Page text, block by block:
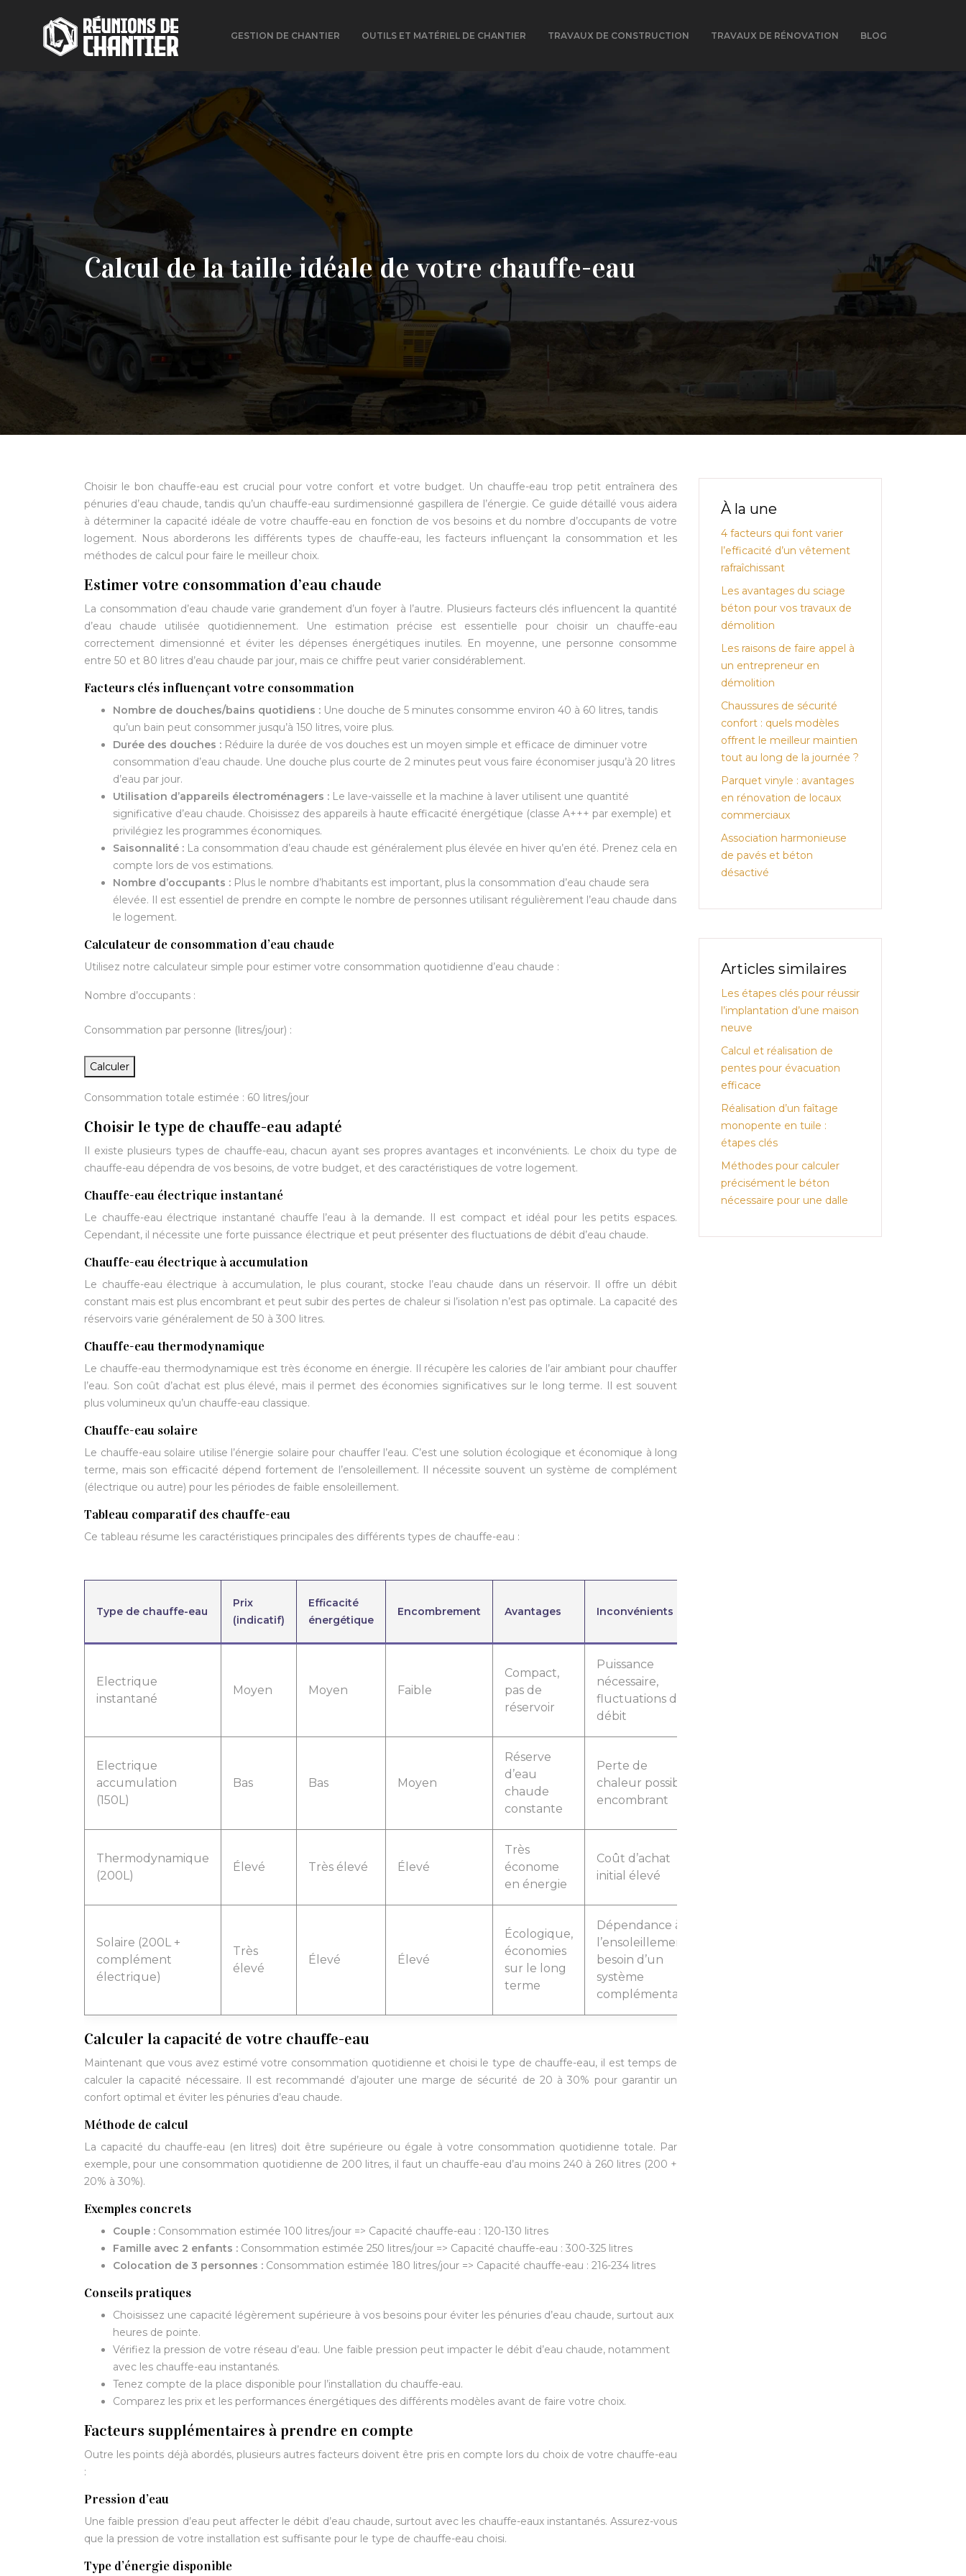
GESTION DE CHANTIER OUTILS ET MATÉRIEL DE CHANTIER TRAVAUX DE CONSTRUCTION TRAVAUX DE RÉNOVATION BLOG
Calcul de la taille idéale de votre chauffe-eau
Choisir le bon chauffe-eau est crucial pour votre confort et votre budget. Un chauffe-eau trop petit entraînera des
pénuries d’eau chaude, tandis qu’un chauffe-eau surdimensionné gaspillera de l’énergie. Ce guide détaillé vous aidera
à déterminer la capacité idéale de votre chauffe-eau en fonction de vos besoins et du nombre d’occupants de votre
logement. Nous aborderons les différents types de chauffe-eau, les facteurs influençant la consommation et les
méthodes de calcul pour faire le meilleur choix.
Estimer votre consommation d’eau chaude
La consommation d’eau chaude varie grandement d’un foyer à l’autre. Plusieurs facteurs clés influencent la quantité
d’eau chaude utilisée quotidiennement. Une estimation précise est essentielle pour choisir un chauffe-eau
correctement dimensionné et éviter les dépenses énergétiques inutiles. En moyenne, une personne consomme
entre 50 et 80 litres d’eau chaude par jour, mais ce chiffre peut varier considérablement.
Facteurs clés influençant votre consommation
Nombre de douches/bains quotidiens : Une douche de 5 minutes consomme environ 40 à 60 litres, tandis
qu’un bain peut consommer jusqu’à 150 litres, voire plus.
Durée des douches : Réduire la durée de vos douches est un moyen simple et efficace de diminuer votre
consommation d’eau chaude. Une douche plus courte de 2 minutes peut vous faire économiser jusqu’à 20 litres
d’eau par jour.
Utilisation d’appareils électroménagers : Le lave-vaisselle et la machine à laver utilisent une quantité
significative d’eau chaude. Choisissez des appareils à haute efficacité énergétique (classe A+++ par exemple) et
privilégiez les programmes économiques.
Saisonnalité : La consommation d’eau chaude est généralement plus élevée en hiver qu’en été. Prenez cela en
compte lors de vos estimations.
Nombre d’occupants : Plus le nombre d’habitants est important, plus la consommation d’eau chaude sera
élevée. Il est essentiel de prendre en compte le nombre de personnes utilisant régulièrement l’eau chaude dans
le logement.
Calculateur de consommation d’eau chaude
Utilisez notre calculateur simple pour estimer votre consommation quotidienne d’eau chaude :
Nombre d’occupants :
Consommation par personne (litres/jour) :
Calculer
Consommation totale estimée : 60 litres/jour
Choisir le type de chauffe-eau adapté
Il existe plusieurs types de chauffe-eau, chacun ayant ses propres avantages et inconvénients. Le choix du type de
chauffe-eau dépendra de vos besoins, de votre budget, et des caractéristiques de votre logement.
Chauffe-eau électrique instantané
Le chauffe-eau électrique instantané chauffe l’eau à la demande. Il est compact et idéal pour les petits espaces.
Cependant, il nécessite une forte puissance électrique et peut présenter des fluctuations de débit d’eau chaude.
Chauffe-eau électrique à accumulation
Le chauffe-eau électrique à accumulation, le plus courant, stocke l’eau chaude dans un réservoir. Il offre un débit
constant mais est plus encombrant et peut subir des pertes de chaleur si l’isolation n’est pas optimale. La capacité des
réservoirs varie généralement de 50 à 300 litres.
Chauffe-eau thermodynamique
Le chauffe-eau thermodynamique est très économe en énergie. Il récupère les calories de l’air ambiant pour chauffer
l’eau. Son coût d’achat est plus élevé, mais il permet des économies significatives sur le long terme. Il est souvent
plus volumineux qu’un chauffe-eau classique.
Chauffe-eau solaire
Le chauffe-eau solaire utilise l’énergie solaire pour chauffer l’eau. C’est une solution écologique et économique à long
terme, mais son efficacité dépend fortement de l’ensoleillement. Il nécessite souvent un système de complément
(électrique ou autre) pour les périodes de faible ensoleillement.
Tableau comparatif des chauffe-eau
Ce tableau résume les caractéristiques principales des différents types de chauffe-eau :
Type de chauffe-eau
Prix
(indicatif)
Efficacité
énergétique
Encombrement Avantages Inconvénients
Electrique
instantané
Moyen Moyen Faible
Compact,
pas de
réservoir
Puissance
nécessaire,
fluctuations de
débit
Electrique
accumulation
(150L)
Bas Bas Moyen
Réserve
d’eau
chaude
constante
Perte de
chaleur possible,
encombrant
Thermodynamique
(200L)
Élevé Très élevé Élevé
Très
économe
en énergie
Coût d’achat
initial élevé
Solaire (200L +
complément
électrique)
Très
élevé
Élevé Élevé
Écologique,
économies
sur le long
terme
Dépendance à
l’ensoleillement,
besoin d’un
système
complémentaire
Calculer la capacité de votre chauffe-eau
Maintenant que vous avez estimé votre consommation quotidienne et choisi le type de chauffe-eau, il est temps de
calculer la capacité nécessaire. Il est recommandé d’ajouter une marge de sécurité de 20 à 30% pour garantir un
confort optimal et éviter les pénuries d’eau chaude.
Méthode de calcul
La capacité du chauffe-eau (en litres) doit être supérieure ou égale à votre consommation quotidienne totale. Par
exemple, pour une consommation quotidienne de 200 litres, il faut un chauffe-eau d’au moins 240 à 260 litres (200 +
20% à 30%).
Exemples concrets
Couple : Consommation estimée 100 litres/jour => Capacité chauffe-eau : 120-130 litres
Famille avec 2 enfants : Consommation estimée 250 litres/jour => Capacité chauffe-eau : 300-325 litres
Colocation de 3 personnes : Consommation estimée 180 litres/jour => Capacité chauffe-eau : 216-234 litres
Conseils pratiques
Choisissez une capacité légèrement supérieure à vos besoins pour éviter les pénuries d’eau chaude, surtout aux
heures de pointe.
Vérifiez la pression de votre réseau d’eau. Une faible pression peut impacter le débit d’eau chaude, notamment
avec les chauffe-eau instantanés.
Tenez compte de la place disponible pour l’installation du chauffe-eau.
Comparez les prix et les performances énergétiques des différents modèles avant de faire votre choix.
Facteurs supplémentaires à prendre en compte
Outre les points déjà abordés, plusieurs autres facteurs doivent être pris en compte lors du choix de votre chauffe-eau
:
Pression d’eau
Une faible pression d’eau peut affecter le débit d’eau chaude, surtout avec les chauffe-eaux instantanés. Assurez-vous
que la pression de votre installation est suffisante pour le type de chauffe-eau choisi.
Type d’énergie disponible
À la une
4 facteurs qui font varier
l’efficacité d’un vêtement
rafraîchissant
Les avantages du sciage
béton pour vos travaux de
démolition
Les raisons de faire appel à
un entrepreneur en
démolition
Chaussures de sécurité
confort : quels modèles
offrent le meilleur maintien
tout au long de la journée ?
Parquet vinyle : avantages
en rénovation de locaux
commerciaux
Association harmonieuse
de pavés et béton
désactivé
Articles similaires
Les étapes clés pour réussir
l’implantation d’une maison
neuve
Calcul et réalisation de
pentes pour évacuation
efficace
Réalisation d’un faîtage
monopente en tuile :
étapes clés
Méthodes pour calculer
précisément le béton
nécessaire pour une dalle